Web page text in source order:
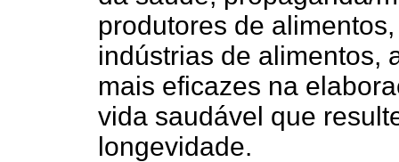
produtores de
indústrias de alimentos,
mais eficazes na
vida saudável que
longevidade.